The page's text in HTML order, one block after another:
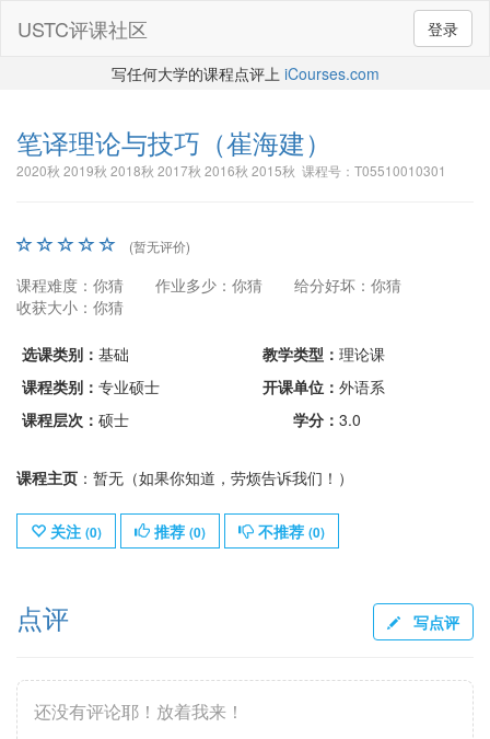
登录
USTC评课社区
写任何大学的课程点评上 iCourses.com
笔译理论与技巧 （崔海建）
2020秋 2019秋 2018秋 2017秋 2016秋 2015秋 课程号：T05510010301
(暂无评价)
课程难度：你猜 作业多少：你猜
给分好坏：你猜
收获大小：你猜
选课类别： 基础 教学类型： 理论课
课程类别： 专业硕士 开课单位： 外语系
课程层次： 硕士 学分： 3.0
课程主页 ：暂无（如果你知道，劳烦告诉我们！）
关注 (0) 推荐 (0) 不推荐 (0)
点评 写点评
还没有评论耶！放着我来！